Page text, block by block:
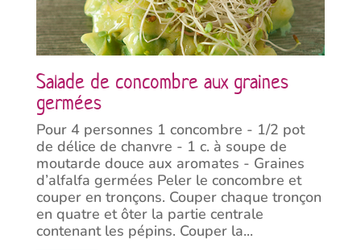
Salade de concombre aux graines
germées
Pour 4 personnes 1 concombre - 1/2 pot
de délice de chanvre - 1 c. à soupe de
moutarde douce aux aromates - Graines
d’alfalfa germées Peler le concombre et
couper en tronçons. Couper chaque tronçon
en quatre et ôter la partie centrale
contenant les pépins. Couper la...